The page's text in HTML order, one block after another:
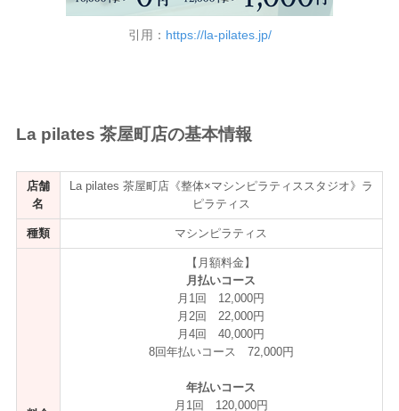
引用： https://la-pilates.jp/
La pilates 茶屋町店の基本情報
店舗
名
La pilates 茶屋町店《整体×マシンピラティススタジオ》ラ
ピラティス
種類 マシンピラティス
【月額料金】
月払いコース
月1回 12,000円
月2回 22,000円
月4回 40,000円
8回年払いコース 72,000円
年払いコース
月1回 120,000円